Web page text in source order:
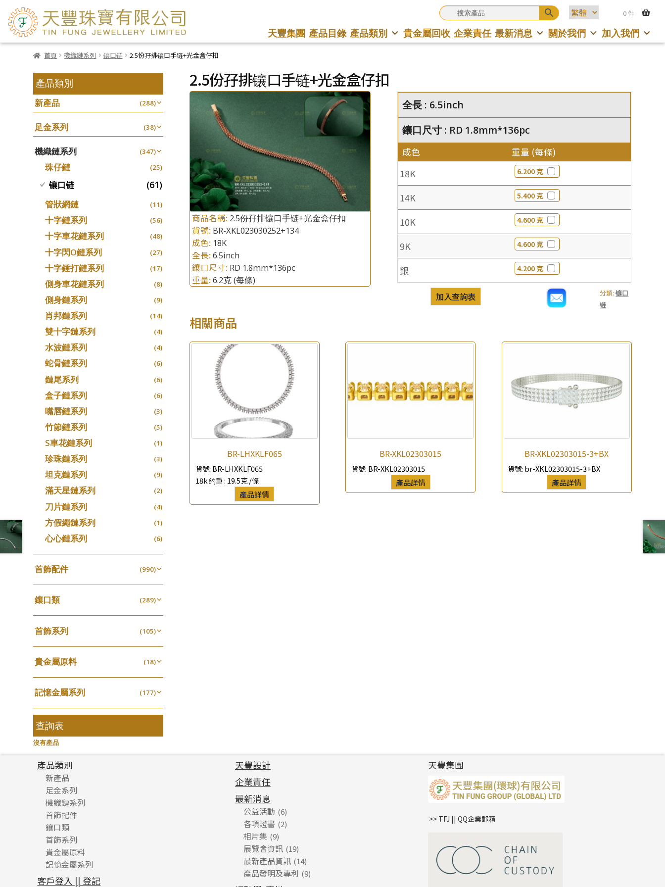
0 件
天豐集團 產品目錄 產品類別 貴金屬回收 企業責任 最新消息 關於我們 加入我們
首頁 機織鏈系列 镶口链 2.5份孖排镶口手链+光金盒仔扣
2.5份孖排镶口手链+光金盒仔扣
公司名稱
*聯絡電話
查詢以下產品
商品名稱: 2.5份孖排镶口手链+光金盒仔扣
貨號: BR-XKL023030252+134
成色: 18K
全長: 6.5inch
鑲口尺寸: RD 1.8mm*136pc
重量: 6.2克(每條)
全長 : 6.5inch
鑲口尺寸 : RD 1.8mm*136pc
成色 重量 (每條)
18K 6.200 克
14K 5.400 克
10K 4.600 克
9K 4.600 克
銀 4.200 克
分類:镶口
链
加入查詢表
相關商品
BR-LHXKLF065
貨號: BR-LHXKLF065
18k 约重 : 19.5克 /條
產品詳情
BR-XKL02303015
貨號: BR-XKL02303015
產品詳情
BR-XKL02303015-3+BX
貨號: br-XKL02303015-3+BX
產品詳情
產品類別
新產品 (288)
足金系列 (38)
機織鏈系列 (347)
珠仔鏈 (25)
镶口链 (61)
管狀網鏈 (11)
十字鏈系列 (56)
十字車花鏈系列 (48)
十字閃O鏈系列 (27)
十字錘打鏈系列 (17)
側身車花鏈系列 (8)
側身鏈系列 (9)
肖邦鏈系列 (14)
雙十字鏈系列 (4)
水波鏈系列 (4)
蛇骨鏈系列 (6)
鏈尾系列 (6)
盒子鏈系列 (6)
嘴唇鏈系列 (3)
竹節鏈系列 (5)
S車花鏈系列 (1)
珍珠鏈系列 (3)
坦克鏈系列 (9)
滿天星鏈系列 (2)
刀片鏈系列 (4)
方假繩鏈系列 (1)
心心鏈系列 (6)
首飾配件 (990)
耳環類配件 (341)
卷迫系列 (13)
螺絲迫系列 (15)
梅花迫系列 (19)
平臺迫系列 (74)
綫拍系列 (42)
美拍系列 (16)
耳針系列 (6)
耳環扣系列
耳綫/耳鈎系列
耳環爪頭
耳環
鏈類配件
調節珠系列
生圈扣系列
鴨俐制系列
字母吊墜
相盒吊墜 (11)
生肖吊墜
管扣系列
星座吊墜
水泡扣
珠扣
其他類配件 (161)
珠盤系列 (16)
袖口鈕系列 (7)
焊片及鐳射綫 (2)
空心車花管 (19)
其他 (104)
無孔光身珠 (7)
無孔批花珠
空心批花珠 (22)
鑲口類 (289)
四爪頭系列 (20)
六爪頭系列 (41)
車花片 (35)
動感車花片 (20)
鑲口戒指 (16)
鑲口手鏈系列 (146)
首飾系列 (105)
手镯系列 (8)
戒指系列 (8)
空心耳環 (27)
空心车花管首饰链 (15)
空心手鐲系列 (8)
牛仔鏈
貴金屬原料 (18)
千足金 (18)
記憶金屬系列 (177)
記憶戒指 (30)
拉簧珠珠手鏈
記憶鈦手鐲
查詢表
沒有產品
*你的名字
公司名稱
產品類別
新產品
足金系列
足金配件
機織鏈系列
珠仔鏈
镶口链
管狀網鏈
十字車花鏈系列
十字閃O鏈系列
十字錘打鏈系列
首飾配件
耳環類配件
卷迫系列
螺絲迫系列
梅花迫系列
平臺迫系列
鏈類配件
動感車花吊墜
調節珠系列
生圈扣系列
其他類配件
珠盤系列
袖口鈕系列
珠類配件
無孔光身珠
鑲口類
四爪頭系列
六爪頭系列
車花片
動感車花片
首飾系列
手镯系列
戒指系列
空心耳環
貴金屬原料
千足金
記憶金屬系列
記憶戒指
客戶登入 || 登記
天豐設計
企業責任
最新消息
公益活動 (6)
各項證書 (2)
相片集 (9)
展覽會資訊 (19)
最新產品資訊 (14)
產品發明及專利 (9)
天豐集團
>> TFJ || QQ企業郵箱